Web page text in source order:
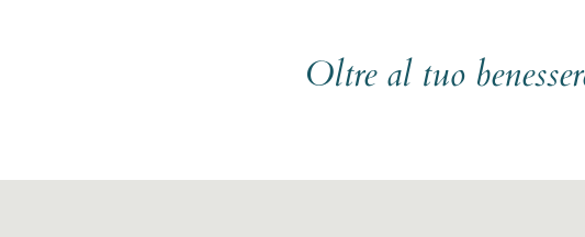
Oltre al tuo